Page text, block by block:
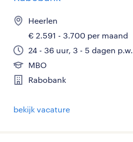
Heerlen
€ 2.591 - 3.700 per maand
24 - 36 uur, 3 - 5 dagen p.w.
MBO
Rabobank
bekijk vacature